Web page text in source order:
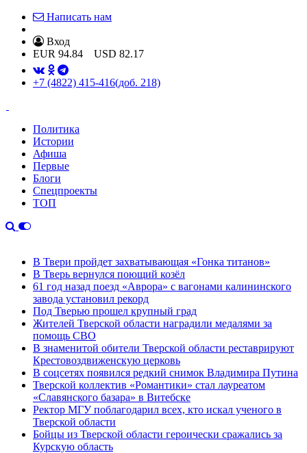
Написать нам
Вход
EUR 94.84 USD 82.17
+7 (4822) 415-416(доб. 218)
Политика
Истории
Афиша
Первые
Блоги
Спецпроекты
ТОП
В Твери пройдет захватывающая «Гонка титанов»
В Тверь вернулся поющий козёл
61 год назад поезд «Аврора» с вагонами калининского
завода установил рекорд
Под Тверью прошел крупный град
Жителей Тверской области наградили медалями за
помощь СВО
В знаменитой обители Тверской области реставрируют
Крестовоздвиженскую церковь
В соцсетях появился редкий снимок Владимира Путина
Тверской коллектив «Романтики» стал лауреатом
«Славянского базара» в Витебске
Ректор МГУ поблагодарил всех, кто искал ученого в
Тверской области
Бойцы из Тверской области героически сражались за
Курскую область